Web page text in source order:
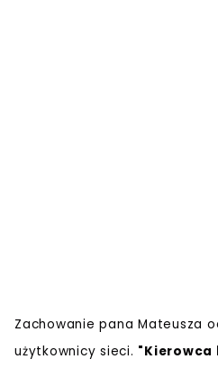
Zachowanie pana Mateusza
użytkownicy sieci. "Kierowca